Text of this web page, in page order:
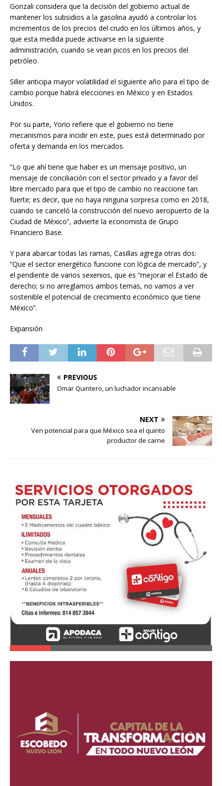
Gonzali considera que la decisión del gobierno actual de
mantener los subsidios a la gasolina ayudó a controlar los
incrementos de los precios del crudo en los últimos años, y
que esta medida puede activarse en la siguiente
administración, cuando se vean picos en los precios del
petróleo.
Siller anticipa mayor volatilidad el siguiente año para el tipo de
cambio porque habrá elecciones en México y en Estados
Unidos.
Por su parte, Yorio refiere que el gobierno no tiene
mecanismos para incidir en este, pues está determinado por
oferta y demanda en los mercados.
“Lo que ahí tiene que haber es un mensaje positivo, un
mensaje de conciliación con el sector privado y a favor del
libre mercado para que el tipo de cambio no reaccione tan
fuerte; es decir, que no haya ninguna sorpresa como en 2018,
cuando se canceló la construcción del nuevo aeropuerto de la
Ciudad de México”, advierte la economista de Grupo
Financiero Base.
Y para abarcar todas las ramas, Casillas agrega otras dos:
“Que el sector energético funcione con lógica de mercado”, y
el pendiente de varios sexenios, que es “mejorar el Estado de
derecho; si no arreglamos ambos temas, no vamos a ver
sostenible el potencial de crecimiento económico que tiene
México”.
Expansión
PREVIOUS
Omar Quintero, un luchador incansable
NEXT
Ven potencial para que México sea el quinto
productor de carne